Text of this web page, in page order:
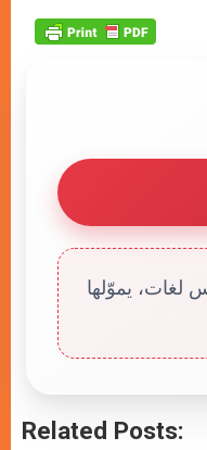
لغات، يموّلها
Related Posts: